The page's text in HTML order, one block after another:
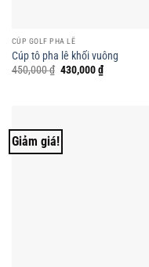
CÚP GOLF PHA LÊ
Cúp tô pha lê khối vuông
450,000₫ Giá
430,000₫Giá
hiện
Giảm giá!